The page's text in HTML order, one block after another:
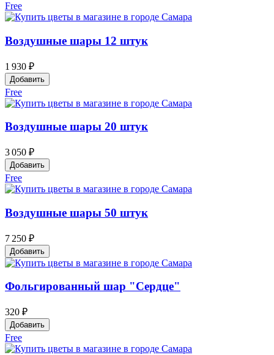
Free
Воздушные шары 12 штук
1 930 ₽
Добавить
Free
Воздушные шары 20 штук
3 050 ₽
Добавить
Free
Воздушные шары 50 штук
7 250 ₽
Добавить
Фольгированный шар "Сердце"
320 ₽
Добавить
Free